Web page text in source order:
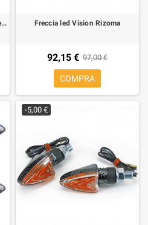
Adattatori frecce Ducati Scrambler Rizoma FR231B Freccia led Vision Rizoma
92,15 € 97,00 €
COMPRA
-5,00 €